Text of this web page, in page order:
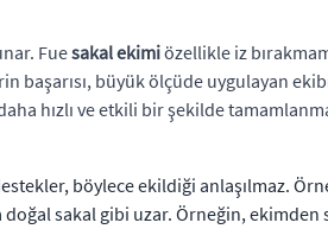
Fuesakal ekimiözellikle iz
başarısı, büyük ölçüde uygulayan
hızlı ve etkili bir şekilde
böylece ekildiği anlaşılmaz.
doğal sakal gibi uzar. Örneğin,